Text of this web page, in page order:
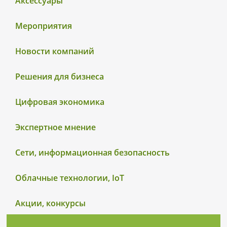
Мероприятия
Новости компаний
Решения для бизнеса
Цифровая экономика
Экспертное мнение
Сети, информационная безопасность
Облачные технологии, IoT
Акции, конкурсы